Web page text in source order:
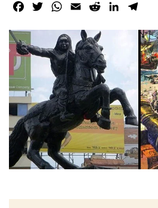
Facebook
TwitterWhatsApp
Email RedditLinkedIn